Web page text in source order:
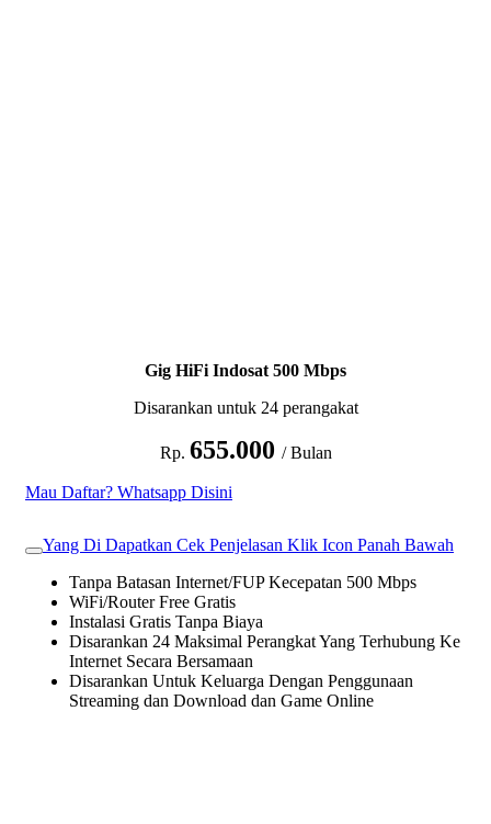
Gig HiFi Indosat 500 Mbps
Disarankan untuk 24 perangakat
Rp. 655.000 / Bulan
Mau Daftar? Whatsapp Disini
Yang Di Dapatkan Cek Penjelasan Klik Icon Panah Bawah
Tanpa Batasan Internet/FUP Kecepatan 500 Mbps
WiFi/Router Free Gratis
Instalasi Gratis Tanpa Biaya
Disarankan 24 Maksimal Perangkat Yang Terhubung Ke
Internet Secara Bersamaan
Disarankan Untuk Keluarga Dengan Penggunaan
Streaming dan Download dan Game Online